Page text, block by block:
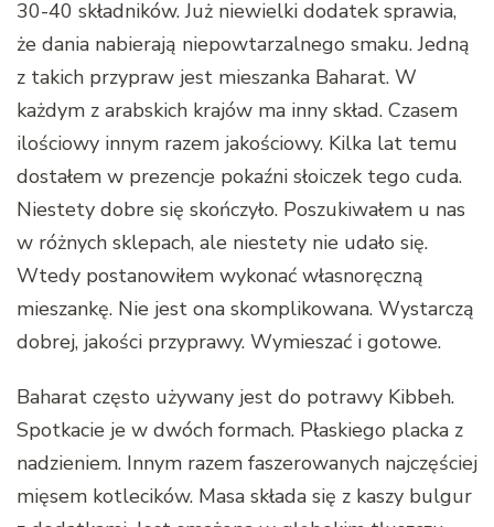
30-40 składników. Już niewielki dodatek sprawia,
że dania nabierają niepowtarzalnego smaku. Jedną
z takich przypraw jest mieszanka Baharat. W
każdym z arabskich krajów ma inny skład. Czasem
ilościowy innym razem jakościowy. Kilka lat temu
dostałem w prezencje pokaźni słoiczek tego cuda.
Niestety dobre się skończyło. Poszukiwałem u nas
w różnych sklepach, ale niestety nie udało się.
Wtedy postanowiłem wykonać własnoręczną
mieszankę. Nie jest ona skomplikowana. Wystarczą
dobrej, jakości przyprawy. Wymieszać i gotowe.
Baharat często używany jest do potrawy Kibbeh.
Spotkacie je w dwóch formach. Płaskiego placka z
nadzieniem. Innym razem faszerowanych najczęściej
mięsem kotlecików. Masa składa się z kaszy bulgur